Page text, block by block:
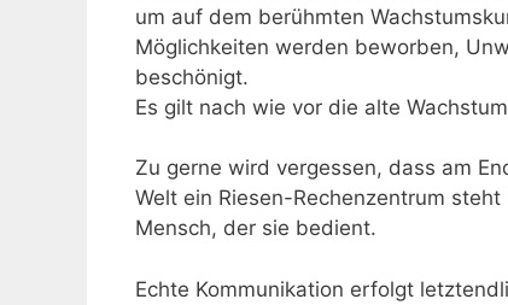
um auf dem berühmten
Möglichkeiten werden beworben,
beschönigt.
Es gilt nach wie vor die alte
Zu gerne wird vergessen, dass am
Welt ein Riesen-Rechenzentrum
Mensch, der sie bedient.
Echte Kommunikation erfolgt